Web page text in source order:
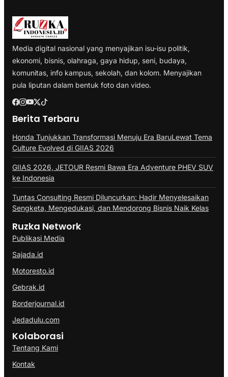
Media digital nasional yang menyajikan isu-isu politik,
ekonomi, bisnis, olahraga, gaya hidup, seni, budaya,
komunitas, info kampus, sekolah, dan kolom. Menyajikan
pula liputan dalam bentuk foto dan video.
Berita Terbaru
Honda Tunjukkan Transformasi Menuju Era BaruLewat Tema
Culture Evolved di GIIAS 2026
GIIAS 2026, JETOUR Resmi Bawa Era Adventure PHEV SUV
ke Indonesia
Tuntas Consulting Resmi Diluncurkan: Hadir Menyelesaikan
Sengketa, Mengedukasi, dan Mendorong Bisnis Naik Kelas
Ruzka Network
Publikasi Media
Sajada.id
Motoresto.id
Gebrak.id
Borderjournal.id
Jedadulu.com
Kolaborasi
Tentang Kami
Kontak